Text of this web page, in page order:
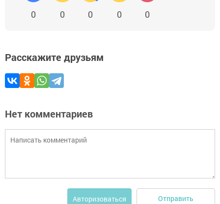
0 0 0 0 0
Расскажите друзьям
Нет комментариев
Авторизоваться Отправить